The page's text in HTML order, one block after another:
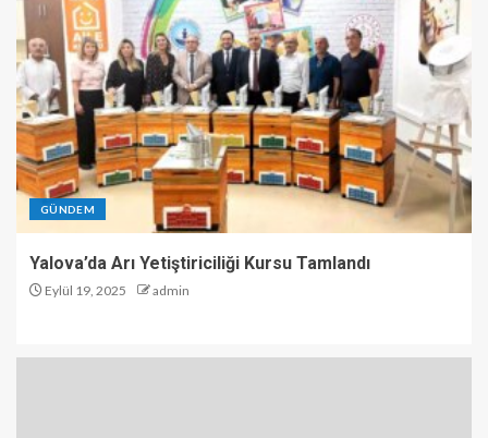
GÜNDEM
Yalova’da Arı Yetiştiriciliği Kursu Tamlandı
Eylül 19, 2025 admin